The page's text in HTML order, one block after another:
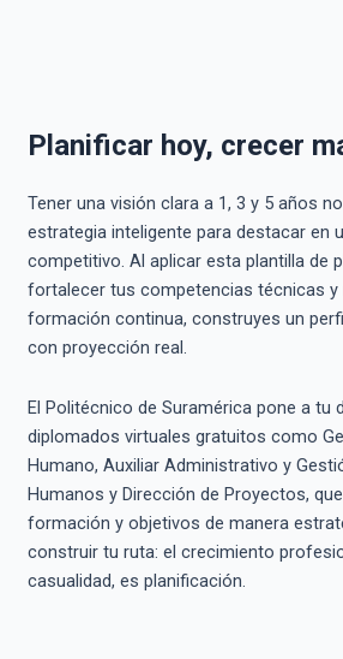
Planificar hoy, crecer
Tener una visión clara a 1, 3 y 5 años
estrategia inteligente para destacar en
competitivo. Al aplicar esta plantilla de
fortalecer tus competencias técnicas y
formación continua, construyes un
con proyección real.
El Politécnico de Suramérica pone a tu
diplomados virtuales gratuitos como
Humano, Auxiliar Administrativo y
Humanos y Dirección de Proyectos,
formación y objetivos de manera
construir tu ruta: el crecimiento
casualidad, es planificación.